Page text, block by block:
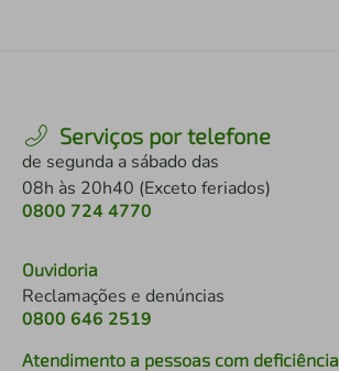
Serviços por telefone
de segunda a sábado das
08h às 20h40 (Exceto feriados)
0800 724 4770
Ouvidoria
Reclamações e denúncias
0800 646 2519
Atendimento a pessoas com deficiência